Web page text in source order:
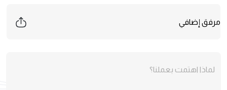
لماذا اهتمت بعملنا؟